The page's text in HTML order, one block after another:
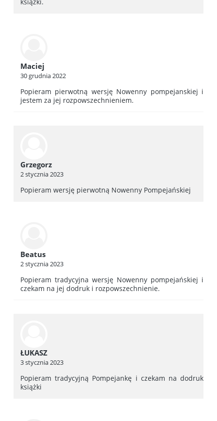
Maciej
30 grudnia 2022
Popieram pierwotną wersję Nowenny pompejanskiej i
jestem za jej rozpowszechnieniem.
Grzegorz
2 stycznia 2023
Popieram wersję pierwotną Nowenny Pompejańskiej
Beatus
2 stycznia 2023
Popieram tradycyjna wersję Nowenny pompejańskiej i
czekam na jej dodruk i rozpowszechnienie.
ŁUKASZ
3 stycznia 2023
Popieram tradycyjną Pompejankę i czekam na dodruk
książki